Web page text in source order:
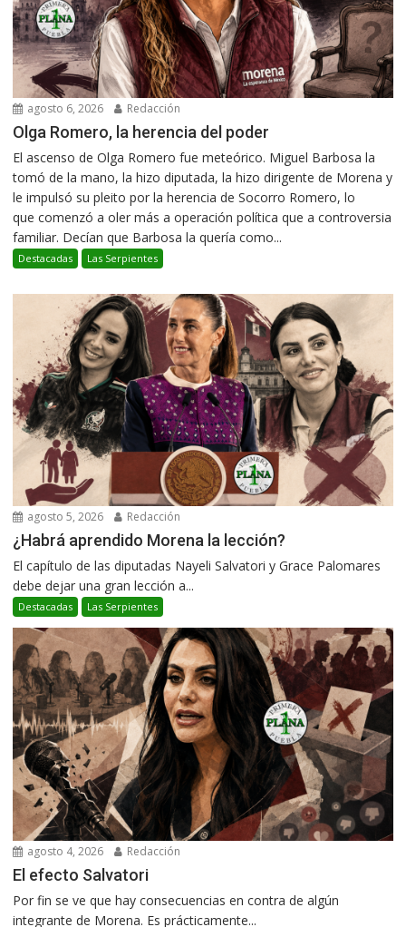
agosto 6, 2026 Redacción
Olga Romero, la herencia del poder
El ascenso de Olga Romero fue meteórico. Miguel Barbosa la
tomó de la mano, la hizo diputada, la hizo dirigente de Morena y
le impulsó su pleito por la herencia de Socorro Romero, lo
que comenzó a oler más a operación política que a controversia
familiar. Decían que Barbosa la quería como...
Destacadas Las Serpientes
agosto 5, 2026 Redacción
¿Habrá aprendido Morena la lección?
El capítulo de las diputadas Nayeli Salvatori y Grace Palomares
debe dejar una gran lección a...
Destacadas Las Serpientes
agosto 4, 2026 Redacción
El efecto Salvatori
Por fin se ve que hay consecuencias en contra de algún
integrante de Morena. Es prácticamente...